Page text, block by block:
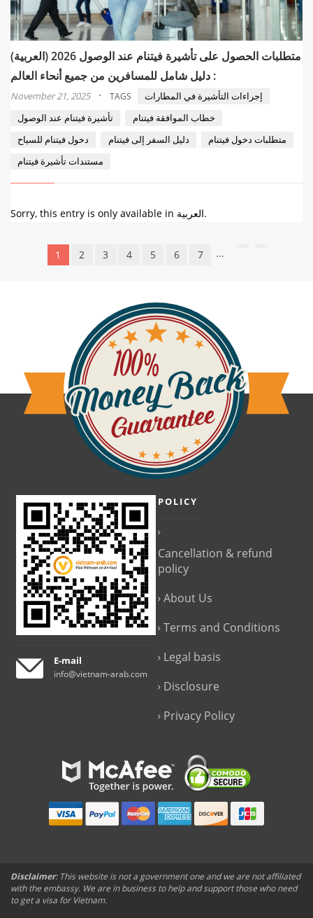
(العربية) متطلبات الحصول على تأشيرة فيتنام عند الوصول 2026
: دليل شامل للمسافرين من جميع أنحاء العالم
November 21, 2025 · TAGS
إجراءات التأشيرة في المطارات
تأشيرة فيتنام عند الوصول
خطاب الموافقة فيتنام
دخول فيتنام للسياح
دليل السفر إلى فيتنام
متطلبات دخول فيتنام
مستندات تأشيرة فيتنام
Sorry, this entry is only available in العربية.
1 2 3 4 5 6 7 ...
E-mail
info@vietnam-arab.com
POLICY
Cancellation & refund
policy
About Us
Terms and Conditions
Legal basis
Disclosure
Privacy Policy
Disclaimer: This website is not a government one and we are not affiliated
with the embassy. We are in business to help and support those who need
to get a visa for Vietnam.